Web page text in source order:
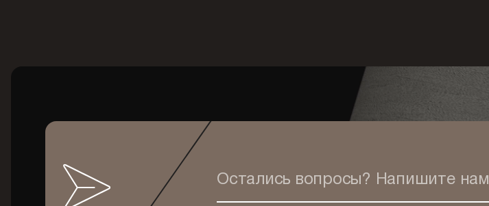
Остались вопросы? Напишите нам